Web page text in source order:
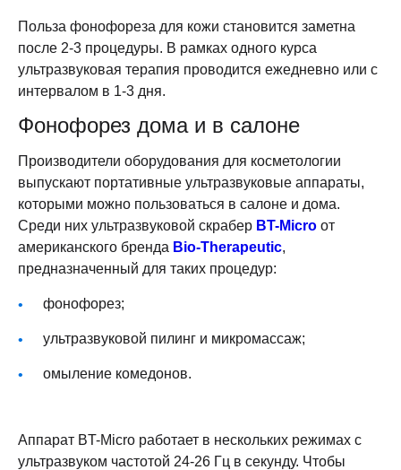
Польза фонофореза для кожи становится заметна
после 2-3 процедуры. В рамках одного курса
ультразвуковая терапия проводится ежедневно или с
интервалом в 1-3 дня.
Фонофорез дома и в салоне
Производители оборудования для косметологии
выпускают портативные ультразвуковые аппараты,
которыми можно пользоваться в салоне и дома.
Среди них ультразвуковой скрабер BT-Micro от
американского бренда Bio-Therapeutic
предназначенный для таких процедур:
фонофорез;
ультразвуковой пилинг и микромассаж;
омыление комедонов.
Аппарат BT-Micro работает в нескольких режимах с
ультразвуком частотой 24-26 Гц в секунду. Чтобы